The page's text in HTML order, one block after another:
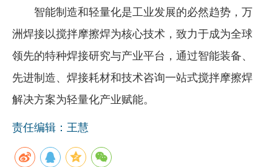
智能制造和轻量化是工业发展的必然趋势，万
洲焊接以搅拌摩擦焊为核心技术，致力于成为全球
领先的特种焊接研究与产业平台，通过智能装备、
先进制造、焊接耗材和技术咨询一站式搅拌摩擦焊
解决方案为轻量化产业赋能。
责任编辑：王慧